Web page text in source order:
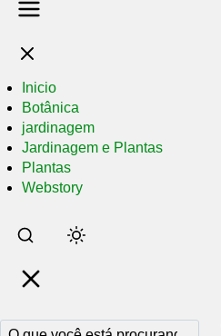
Inicio
Botânica
jardinagem
Jardinagem e Plantas
Plantas
Webstory
Pular
para
conteúdo